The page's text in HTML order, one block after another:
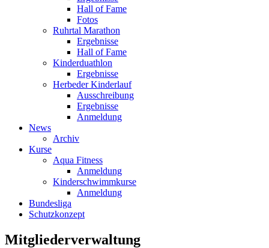
Hall of Fame
Fotos
Ruhrtal Marathon
Ergebnisse
Hall of Fame
Kinderduathlon
Ergebnisse
Herbeder Kinderlauf
Ausschreibung
Ergebnisse
Anmeldung
News
Archiv
Kurse
Aqua Fitness
Anmeldung
Kinderschwimmkurse
Anmeldung
Bundesliga
Schutzkonzept
Mitgliederverwaltung